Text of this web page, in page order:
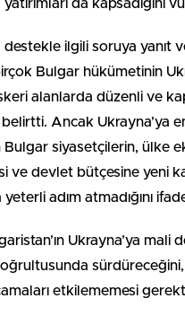
da kapsadığını
destekle ilgili soruya yanıt
Bulgar hükümetinin
alanlarda düzenli ve
belirtti. Ancak Ukrayna’ya
Bulgar siyasetçilerin, ülke
ve devlet bütçesine yeni
adım atmadığını
Ukrayna’ya mali
etkilememesi